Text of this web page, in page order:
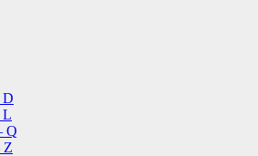
D
L
Q
Z